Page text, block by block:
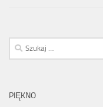
Szukaj:
PIĘKNO